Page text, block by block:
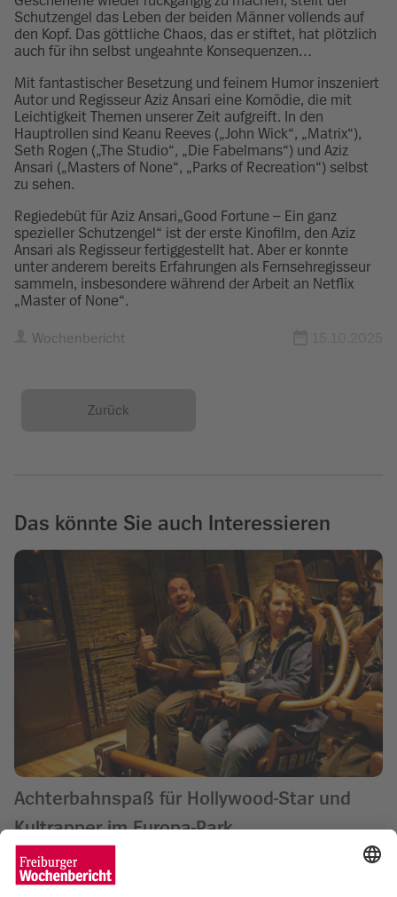
Schutzengel das Leben der beiden Männer vollends auf
den Kopf. Das göttliche Chaos, das er stiftet, hat plötzlich
auch für ihn selbst ungeahnte Konsequenzen…
Mit fantastischer Besetzung und feinem Humor inszeniert
Autor und Regisseur Aziz Ansari eine Komödie, die mit
Leichtigkeit Themen unserer Zeit aufgreift. In den
Hauptrollen sind Keanu Reeves („John Wick“, „Matrix“),
Seth Rogen („The Studio“, „Die Fabelmans“) und Aziz
Ansari („Masters of None“, „Parks of Recreation“) selbst
zu sehen.
Regiedebüt für Aziz Ansari„Good Fortune – Ein ganz
spezieller Schutzengel“ ist der erste Kinofilm, den Aziz
Ansari als Regisseur fertiggestellt hat. Aber er konnte
unter anderem bereits Erfahrungen als Fernsehregisseur
sammeln, insbesondere während der Arbeit an Netflix
„Master of None“.
Wochenbericht
Zurück
Das könnte Sie auch Interessieren
Achterbahnspaß für Hollywood-Star und
Kultrapper im Europa-Park